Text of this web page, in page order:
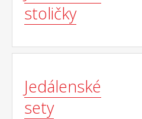
stoličky
Jedálenské
sety